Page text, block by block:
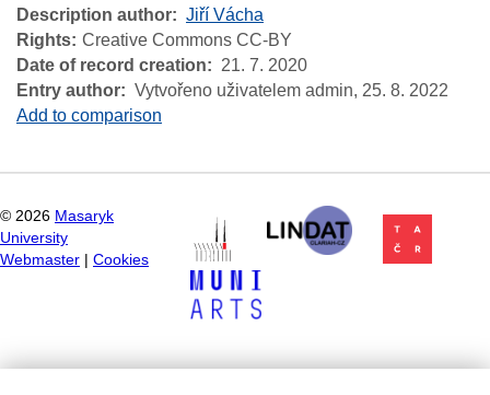
Description author
Jiří Vácha
Rights Creative Commons CC-BY
Date of record creation
21. 7. 2020
Entry author
Vytvořeno uživatelem admin, 25. 8. 2022
Add to comparison
© 2026 Masaryk
University
Webmaster
Cookies